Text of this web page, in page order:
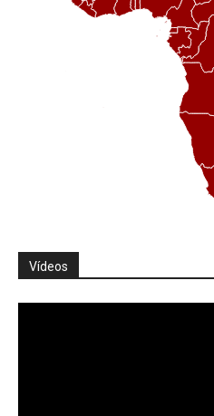
Vídeos